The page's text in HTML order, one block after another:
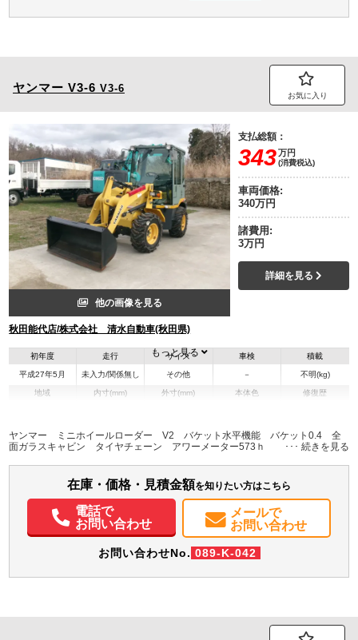
ヤンマー V3-6 V3-6
お気に入り
他の画像を見る
秋田能代店/株式会社 清水自動車(秋田県)
支払総額：
343万円
(消費税込)
車両価格:
340万円
諸費用:
3万円
詳細を見る
初年度
平成27年5月
走行
未入力/関係無し
サイズ
その他
車検
－
積載
不明(kg)
地域 内寸(mm) 外寸(mm) 本体色 修復歴
もっと見る
ヤンマー ミニホイールローダー V2 バケット水平機能 バケット0.4 全
面ガラスキャビン タイヤチェーン アワーメーター573ｈ
在庫・価格・見積金額を知りたい方はこちら
電話で
お問い合わせ
メールで
お問い合わせ
お問い合わせNo. 089-K-042